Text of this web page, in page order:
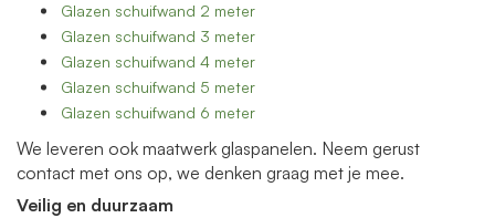
Glazen schuifwand 2 meter
Glazen schuifwand 3 meter
Glazen schuifwand 4 meter
Glazen schuifwand 5 meter
Glazen schuifwand 6 meter
We leveren ook maatwerk glaspanelen. Neem gerust
contact met ons op, we denken graag met je mee.
Veilig en duurzaam